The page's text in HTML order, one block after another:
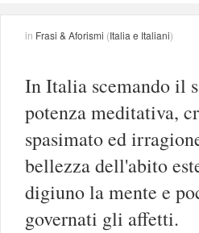
in Frasi & Aforismi (Italia e Italiani)
In Italia scemando il
potenza meditativa,
spasimato ed
bellezza dell'abito
digiuno la mente e
governati gli affetti.